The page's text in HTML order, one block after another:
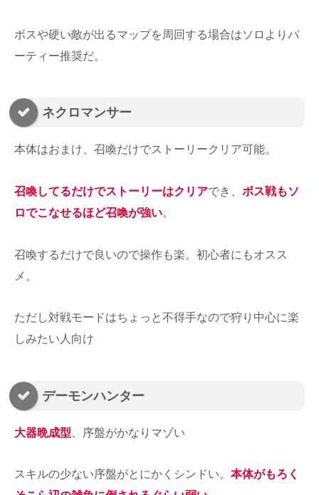
ボスや硬い敵が出るマップを周回する場合はソロよりパ
ーティー推奨だ。
ネクロマンサー
本体はおまけ、召喚だけでストーリークリア可能。
召喚してるだけでストーリーはクリアでき、 ボス戦もソ
ロでこなせるほど召喚が強い。
召喚するだけで良いので操作も楽。初心者にもオスス
メ。
ただし対戦モードはちょっと不得手なので狩り中心に楽
しみたい人向け
デーモンハンター
大器晩成型 、序盤がかなりマゾい
スキルの少ない序盤がとにかくシンドい。 本体がもろく